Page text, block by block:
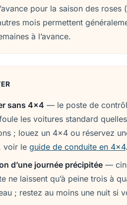
pour la saison des roses
mois permettent
à l’avance.
sans 4x4 — le poste de
les voitures standard
; louez un 4x4 ou réservez
voir le guide de conduite en 4x4
d’une journée précipitée —
ne laissent qu’à peine trois à
; restez au moins une nuit si